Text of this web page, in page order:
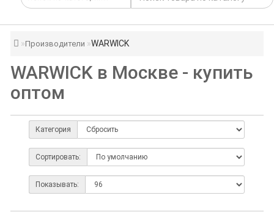
Производители WARWICK
WARWICK в Москве - купить
оптом
Категория
Сортировать:
Показывать: